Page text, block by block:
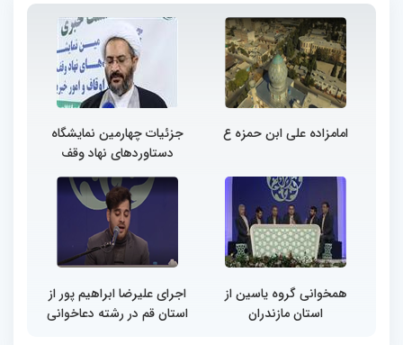
امامزاده علی ابن حمزه ع
جزئیات چهارمین نمایشگاه
دستاوردهای نهاد وقف
همخوانی گروه یاسین از
استان مازندران
اجرای علیرضا ابراهیم پور از
استان قم در رشته دعاخوانی